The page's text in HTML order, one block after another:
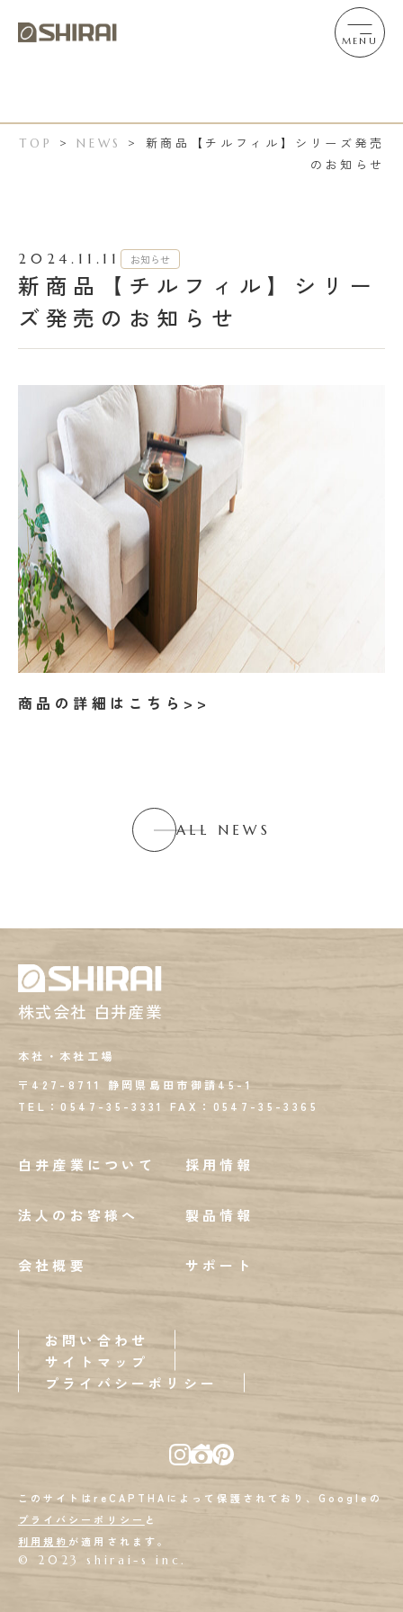
MENU
TOP >NEWS > 新商品【チルフィル】シリーズ発売
のお知らせ
2024.11.11 お知らせ
新商品【チルフィル】シリー
ズ発売のお知らせ
商品の詳細はこちら>>
ALL NEWS
株式会社 白井産業
本社・本社工場
〒427-8711 静岡県島田市御請45-1
TEL：0547-35-3331
FAX： 0547-35-3365
白井産業について
法人のお客様へ
会社概要
採用情報
製品情報
サポート
お問い合わせ
サイトマップ
プライバシーポリシー
このサイトはreCAPTHAによって保護されており、Googleの
プライバシーポリシー と
利用規約 が適用されます。
© 2023 shirai-s inc.